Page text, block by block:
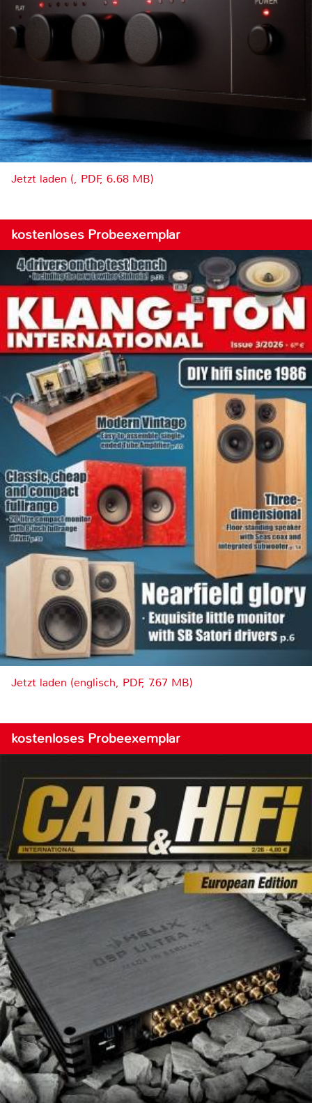
Jetzt laden (, PDF, 6.68 MB)
kostenloses Probeexemplar
Jetzt laden (englisch, PDF, 7.67 MB)
kostenloses Probeexemplar